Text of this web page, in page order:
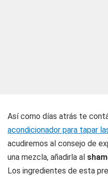
Así como días atrás te
acondicionador para tapar
acudiremos al consejo de
una mezcla, añadirla al
Los ingredientes de esta